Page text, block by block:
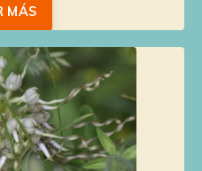
MÁS